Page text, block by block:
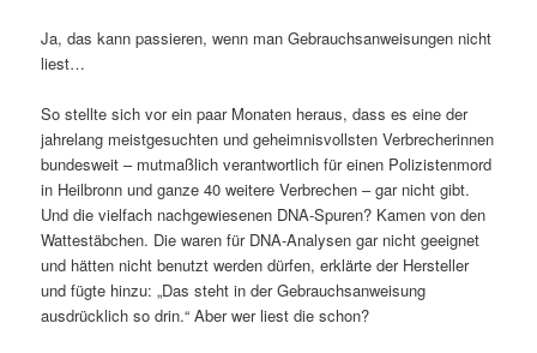
Ja, das kann passieren, wenn man Gebrauchsanweisungen nicht
liest…
So stellte sich vor ein paar Monaten heraus, dass es eine der
jahrelang meistgesuchten und geheimnisvollsten Verbrecherinnen
bundesweit – mutmaßlich verantwortlich für einen Polizistenmord
in Heilbronn und ganze 40 weitere Verbrechen – gar nicht gibt.
Und die vielfach nachgewiesenen DNA-Spuren? Kamen von den
Wattestäbchen. Die waren für DNA-Analysen gar nicht geeignet
und hätten nicht benutzt werden dürfen, erklärte der Hersteller
und fügte hinzu: „Das steht in der Gebrauchsanweisung
ausdrücklich so drin.“ Aber wer liest die schon?